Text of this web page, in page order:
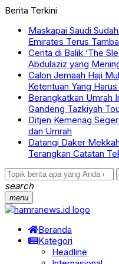
Berita Terkini
Maskapai Saudi
Emirates Terus
Cerita di Balik ‘The
Abdulaziz yang
Calon Jemaah Haji
Ketentuan Yang
Berangkatkan Umrah
Gandeng Tazkiyah
Ditjen Kemenag
dan Umrah
Datangi Daker
Terangkan Catatan
search
menu
Beranda
Kategori
Headline